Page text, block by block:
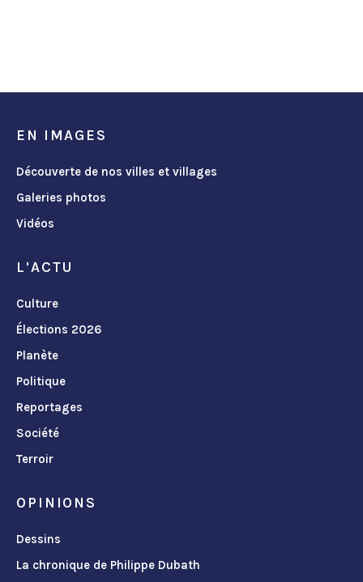
EN IMAGES
Découverte de nos villes et villages
Galeries photos
Vidéos
L'ACTU
Culture
Élections 2026
Planète
Politique
Reportages
Société
Terroir
OPINIONS
Dessins
La chronique de Philippe Dubath